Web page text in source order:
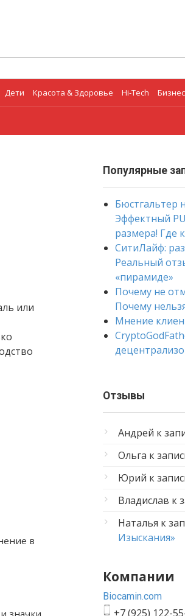
Дети Красота & Здоровье Hi-Tech Бизнес
или
в
значки,
Популярные
Бюстгальтер
Эффектный
размера! Где
СитиЛайф:
Реальный
«пирамиде»
Почему не
Почему
Мнение
Отзывы
Андрей к
Ольга к
Юрий к
Владислав к
Наталья к
Изыскания»
Компании
Bioсamin.com
+7 (925) 122-